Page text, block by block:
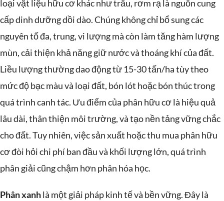
loại vật liệu hữu cơ khác như trấu, rơm rạ là nguồn cung
cấp dinh dưỡng dồi dào. Chúng không chỉ bổ sung các
nguyên tố đa, trung, vi lượng mà còn làm tăng hàm lượng
mùn, cải thiện khả năng giữ nước và thoáng khí của đất.
Liều lượng thường dao động từ 15-30 tấn/ha tùy theo
mức độ bạc màu và loại đất, bón lót hoặc bón thúc trong
quá trình canh tác. Ưu điểm của phân hữu cơ là hiệu quả
lâu dài, thân thiện môi trường, và tạo nền tảng vững chắc
cho đất. Tuy nhiên, việc sản xuất hoặc thu mua phân hữu
cơ đòi hỏi chi phí ban đầu và khối lượng lớn, quá trình
phân giải cũng chậm hơn phân hóa học.
Phân xanhlà một giải pháp kinh tế và bền vững. Đây là